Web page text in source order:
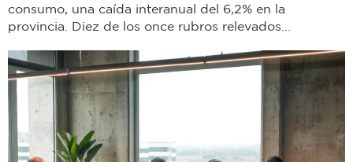
consumo, una caída interanual del 6,2% en la
provincia. Diez de los once rubros relevados...